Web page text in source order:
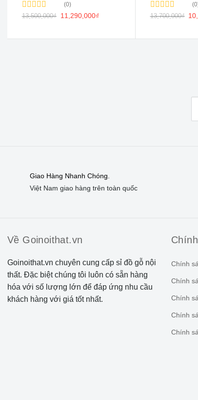
Rated
of
(0)
13,500,000₫ 11,290,000₫
Rated
of
13,700,000₫
Giao Hàng Nhanh Chóng.
Việt Nam giao hàng trên toàn quốc
Về Goinoithat.vn
Goinoithat.vn chuyên cung cấp sỉ đồ gỗ nội
thất. Đặc biệt chúng tôi luôn có sẵn hàng
hóa với số lượng lớn để đáp ứng nhu cầu
khách hàng với giá tốt nhất.
Chính
Chính
Chính
Chính
Chính